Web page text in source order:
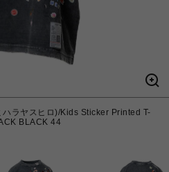
ラヤスヒロ)/Kids Sticker Printed T-
BLACK 44